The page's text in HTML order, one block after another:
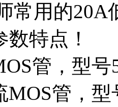
常用的20A
数特点！
管，型
MOS管，